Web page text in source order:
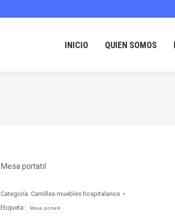
INICIO QUIEN SOMOS
Mesa portatil
Categoría: Camillas-muebles hospitalarios
Etiqueta:
Mesa portatil